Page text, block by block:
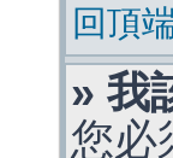
回頂
» 我
您必